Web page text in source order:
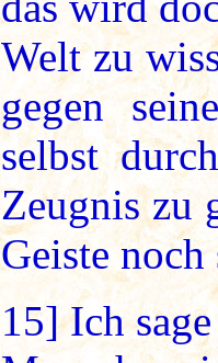
Welt zu
gegen
selbst
Zeugnis zu
Geiste
15]Ich